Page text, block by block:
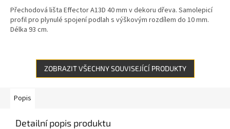
Přechodová lišta Effector A13D 40 mm v dekoru dřeva. Samolepicí
profil pro plynulé spojení podlah s výškovým rozdílem do 10 mm.
Délka 93 cm.
ZOBRAZIT VŠECHNY SOUVISEJÍCÍ PRODUKTY
Popis
Detailní popis produktu